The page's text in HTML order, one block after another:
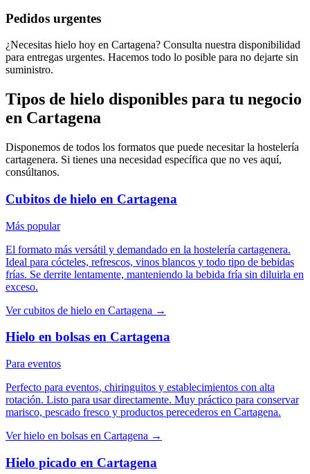
Pedidos urgentes
¿Necesitas hielo hoy en Cartagena? Consulta nuestra disponibilidad
para entregas urgentes. Hacemos todo lo posible para no dejarte sin
suministro.
Tipos de hielo disponibles para tu negocio
en Cartagena
Disponemos de todos los formatos que puede necesitar la hostelería
cartagenera. Si tienes una necesidad específica que no ves aquí,
consúltanos.
Cubitos de hielo en Cartagena
Más popular
El formato más versátil y demandado en la hostelería cartagenera.
Ideal para cócteles, refrescos, vinos blancos y todo tipo de bebidas
frías. Se derrite lentamente, manteniendo la bebida fría sin diluirla en
exceso.
Vercubitos de hielo en Cartagena →
Hielo en bolsas en Cartagena
Para eventos
Perfecto para eventos, chiringuitos y establecimientos con alta
rotación. Listo para usar directamente. Muy práctico para conservar
marisco, pescado fresco y productos perecederos en Cartagena.
Verhielo en bolsas en Cartagena →
Hielo picado en Cartagena